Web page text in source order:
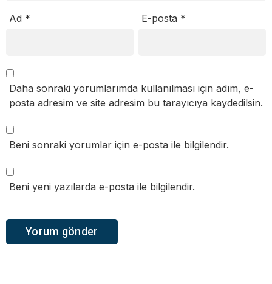
Ad * E-posta *
Daha sonraki yorumlarımda kullanılması için adım, e-
posta adresim ve site adresim bu tarayıcıya kaydedilsin.
Beni sonraki yorumlar için e-posta ile bilgilendir.
Beni yeni yazılarda e-posta ile bilgilendir.